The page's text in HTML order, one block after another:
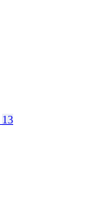
13